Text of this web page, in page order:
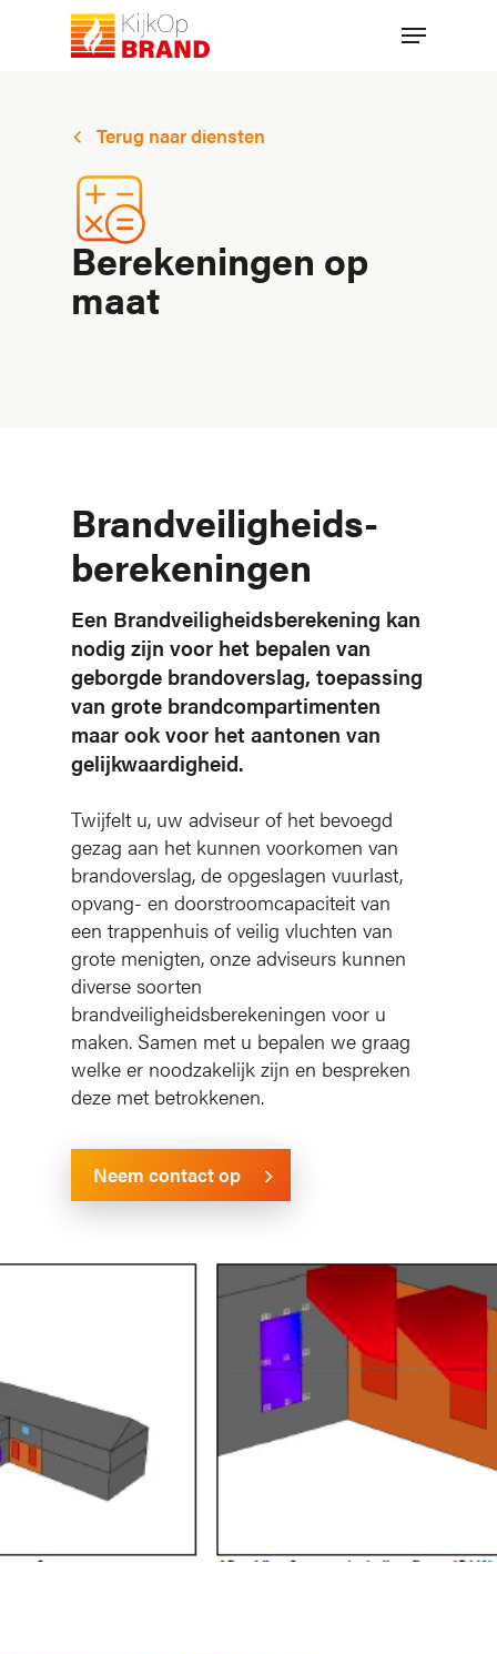
Menu
Terug naar diensten
Berekeningen op
maat
Brandveiligheids-
berekeningen
Een Brandveiligheidsberekening kan
nodig zijn voor het bepalen van
geborgde brandoverslag, toepassing
van grote brandcompartimenten
maar ook voor het aantonen van
gelijkwaardigheid.
Twijfelt u, uw adviseur of het bevoegd
gezag aan het kunnen voorkomen van
brandoverslag, de opgeslagen vuurlast,
opvang- en doorstroomcapaciteit van
een trappenhuis of veilig vluchten van
grote menigten, onze adviseurs kunnen
diverse soorten
brandveiligheidsberekeningen voor u
maken. Samen met u bepalen we graag
welke er noodzakelijk zijn en bespreken
deze met betrokkenen.
Neem contact op